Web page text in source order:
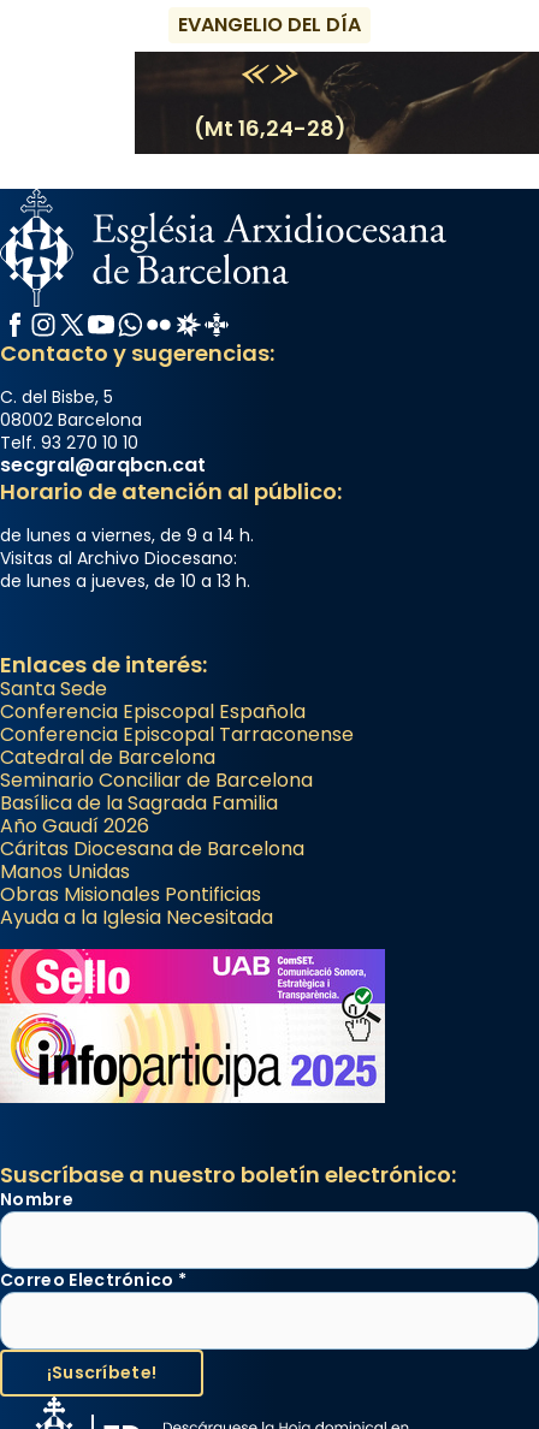
EVANGELIO DEL DÍA
(Mt 16,24-28)
Facebook
Instagram
X / Twitter
YouTube
WhatsApp
FlickrRadio Estel
Catalunya Cristiana
Contacto y sugerencias:
C. del Bisbe, 5
08002 Barcelona
Telf. 93 270 10 10
secgral@arqbcn.cat
Horario de atención al público:
de lunes a viernes, de 9 a 14 h.
Visitas al Archivo Diocesano:
de lunes a jueves, de 10 a 13 h.
Enlaces de interés:
Santa Sede
Conferencia Episcopal Española
Conferencia Episcopal Tarraconense
Catedral de Barcelona
Seminario Conciliar de Barcelona
Basílica de la Sagrada Familia
Año Gaudí 2026
Cáritas Diocesana de Barcelona
Manos Unidas
Obras Misionales Pontificias
Ayuda a la Iglesia Necesitada
Suscríbase a nuestro boletín electrónico:
Nombre
Correo Electrónico *